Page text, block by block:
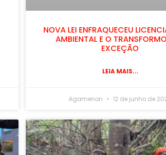
NOVA LEI ENFRAQUECEU
AMBIENTAL E O
EXCEÇÃO
LEIA MAIS...
Agamenon 12 de junho de